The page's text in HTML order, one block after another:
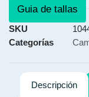
Guia de tallas
SKU
Categorías
Descripción